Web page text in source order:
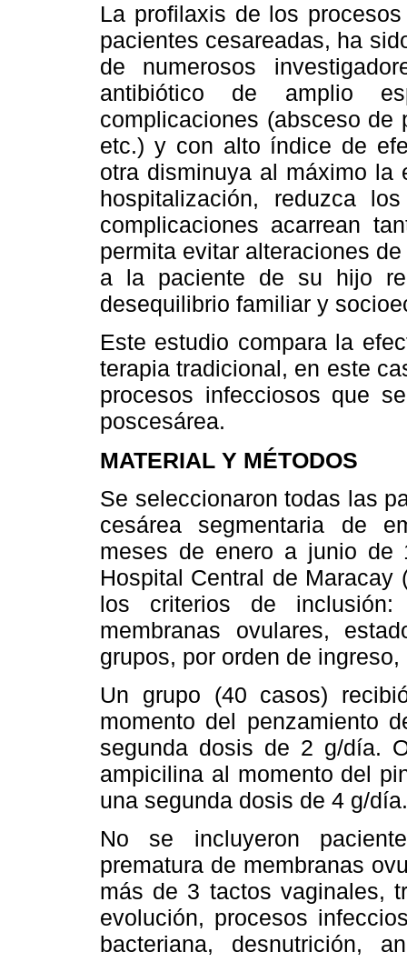
La profilaxis de los
pacientes cesareadas, ha
de numerosos
antibiótico de amplio
complicaciones (absceso de
etc.) y con alto índice de
otra disminuya al máximo la
hospitalización, reduzca
complicaciones acarrean
permita evitar alteraciones
a la paciente de su hijo
desequilibrio familiar y
Este estudio compara la
terapia tradicional, en este
procesos infecciosos que
poscesárea.
MATERIAL Y MÉTODOS
Se seleccionaron todas las
cesárea segmentaria de
meses de enero a junio de
Hospital Central de Maracay
los criterios de
membranas ovulares,
grupos, por orden de
Un grupo (40 casos)
momento del penzamiento
segunda dosis de 2 g/día.
ampicilina al momento del
una segunda dosis de 4 g/día.
No se incluyeron
prematura de membranas
más de 3 tactos vaginales,
evolución, procesos
bacteriana,